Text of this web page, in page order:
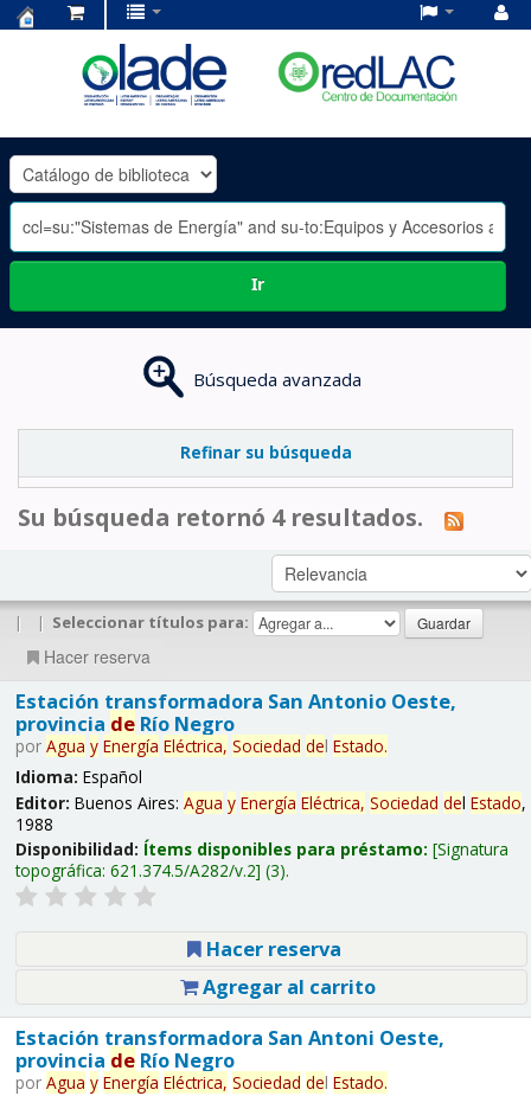
OLADE
-
Ir
Búsqueda avanzada
Refinar su búsqueda
Su búsqueda retornó 4 resultados.
| | Seleccionar títulos para:
Hacer reserva
Estación transformadora San Antonio Oeste,
provincia deRío Negro
por Agua y Energía Eléctrica, Sociedad del Estado.
Idioma: Español
Editor: Buenos Aires: Agua y Energía Eléctrica, Sociedad del Estado,
1988
Disponibilidad: Ítems disponibles para préstamo: Signatura
topográfica: 621.374.5/A282/v.2 (3).
Hacer reserva
Agregar al carrito
Estación transformadora San Antoni Oeste,
provincia deRío Negro
por Agua y Energía Eléctrica, Sociedad del Estado.